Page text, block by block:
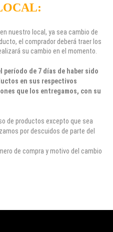
nuestro local, ya sea cambio de
el comprador deberá traer los
su cambio en el momento.
período de 7 días de haber sido
en sus respectivos
que los entregamos, con su
de productos excepto que sea
por descuidos de parte del
de compra y motivo del cambio